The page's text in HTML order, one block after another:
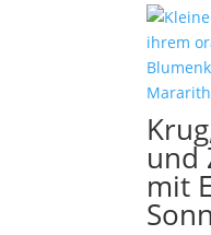
und
mit